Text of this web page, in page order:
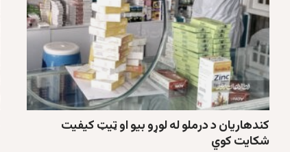
کندهاریان د درملو له لوړو بیو او ټیټ کیفیت
شکایت کوي